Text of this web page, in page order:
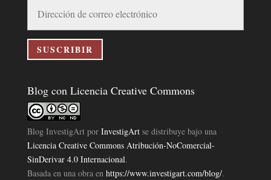
correo
electrónico
SUSCRIBIR
Blog con Licencia Creative Commons
Blog InvestigArtpor InvestigArtse distribuye bajo una
Licencia Creative Commons Atribución-NoComercial-
SinDerivar 4.0 Internacional.
Basada en una obra en https://www.investigart.com/blog/.